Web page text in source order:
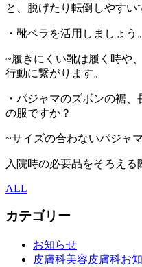
と、脱げたり転倒しやすい
・靴ベラを活用しましょう。
~履きにくい靴は履く時や
行動に繋がります。
・パジャマのズボンの裾
の服ですか？
~サイズの合わないパジャ
入院時の必要品をそろえる
ALL
カテゴリー
お知らせ
皮膚科美容皮膚科お